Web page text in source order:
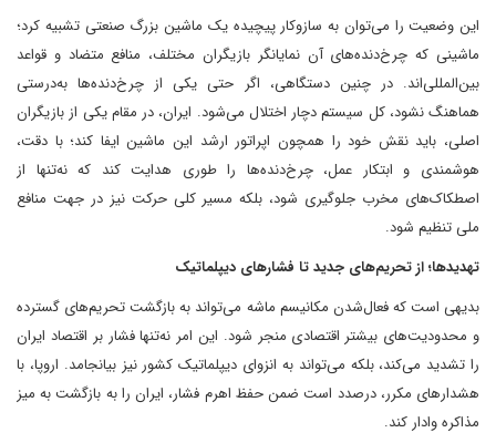
این وضعیت را می‌توان به سازوکار پیچیده یک ماشین بزرگ صنعتی تشبیه کرد؛
ماشینی که چرخ‌دنده‌های آن نمایانگر بازیگران مختلف، منافع متضاد و قواعد
بین‌المللی‌اند. در چنین دستگاهی، اگر حتی یکی از چرخ‌دنده‌ها به‌درستی
هماهنگ نشود، کل سیستم دچار اختلال می‌شود. ایران، در مقام یکی از بازیگران
اصلی، باید نقش خود را همچون اپراتور ارشد این ماشین ایفا کند؛ با دقت،
هوشمندی و ابتکار عمل، چرخ‌دنده‌ها را طوری هدایت کند که نه‌تنها از
اصطکاک‌های مخرب جلوگیری شود، بلکه مسیر کلی حرکت نیز در جهت منافع
ملی تنظیم شود.
تهدیدها؛ از تحریم‌های جدید تا فشارهای دیپلماتیک
بدیهی است که فعال‌شدن مکانیسم ماشه می‌تواند به بازگشت تحریم‌های گسترده
و محدودیت‌های بیشتر اقتصادی منجر شود. این امر نه‌تنها فشار بر اقتصاد ایران
را تشدید می‌کند، بلکه می‌تواند به انزوای دیپلماتیک کشور نیز بیانجامد. اروپا، با
هشدارهای مکرر، درصدد است ضمن حفظ اهرم فشار، ایران را به بازگشت به میز
مذاکره وادار کند.